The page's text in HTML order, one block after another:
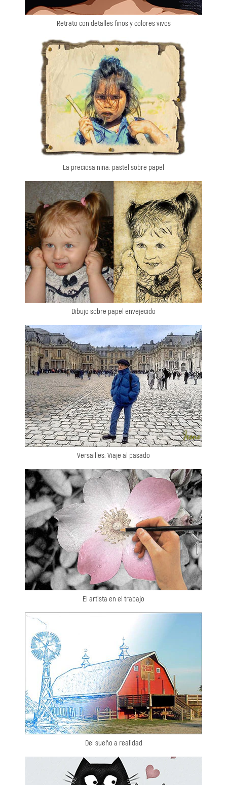
Retrato con detalles finos y colores vivos
La preciosa niña: pastel sobre papel
Dibujo sobre papel envejecido
Versailles: Viaje al pasado
El artista en el trabajo
Del sueño a realidad